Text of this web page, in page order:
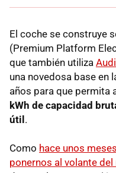
El coche se construye
(Premium Platform
que también utiliza
una novedosa base en
años para que permita
kWh de capacidad
útil.
Como hace unos
ponernos al volante